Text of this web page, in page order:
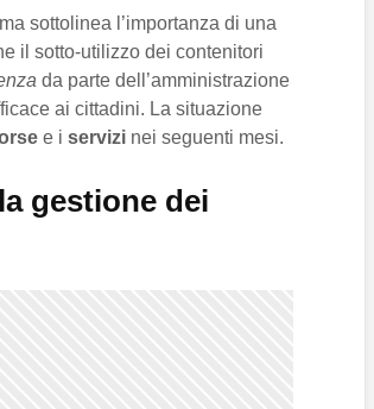
sottolinea l’importanza di una
il sotto-utilizzo dei contenitori
da parte dell’amministrazione
ai cittadini. La situazione
e i servizi nei seguenti mesi.
gestione dei